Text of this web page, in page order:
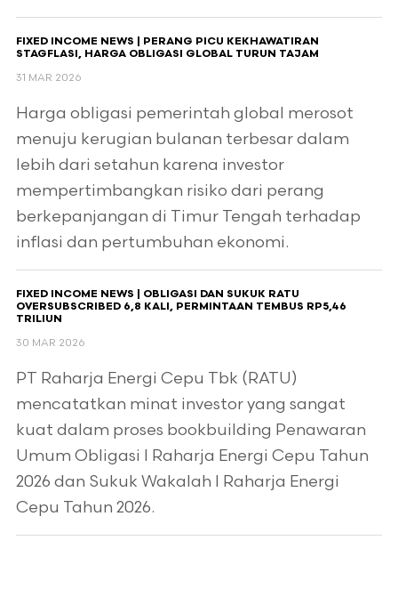
FIXED INCOME NEWS | PERANG PICU KEKHAWATIRAN
STAGFLASI, HARGA OBLIGASI GLOBAL TURUN TAJAM
31 MAR 2026
Harga obligasi pemerintah global merosot
menuju kerugian bulanan terbesar dalam
lebih dari setahun karena investor
mempertimbangkan risiko dari perang
berkepanjangan di Timur Tengah terhadap
inflasi dan pertumbuhan ekonomi.
FIXED INCOME NEWS | OBLIGASI DAN SUKUK RATU
OVERSUBSCRIBED 6,8 KALI, PERMINTAAN TEMBUS RP5,46
TRILIUN
30 MAR 2026
PT Raharja Energi Cepu Tbk (RATU)
mencatatkan minat investor yang sangat
kuat dalam proses bookbuilding Penawaran
Umum Obligasi I Raharja Energi Cepu Tahun
2026 dan Sukuk Wakalah I Raharja Energi
Cepu Tahun 2026.